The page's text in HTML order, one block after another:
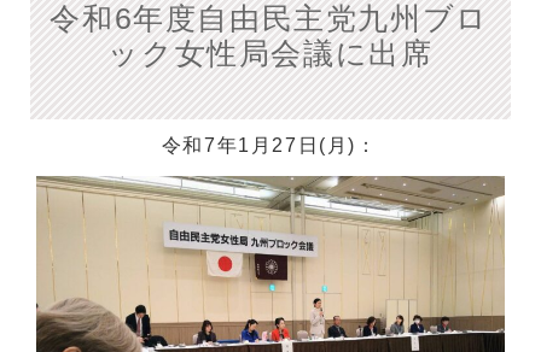
令和6年度自由民主党九州ブロ
ック女性局会議に出席
令和7年1月27日(月)：